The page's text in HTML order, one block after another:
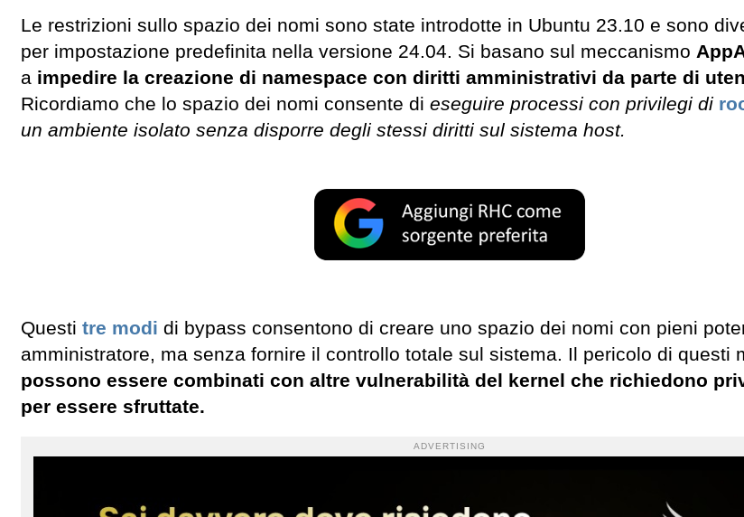
Le restrizioni sullo spazio dei nomi sono state introdotte in Ubuntu 23.10 e sono
per impostazione predefinita nella versione 24.04. Si basano sul meccanismo
a impedire la creazione di namespace con diritti amministrativi da parte di
Ricordiamo che lo spazio dei nomi consente di eseguire processi con privilegi di
un ambiente isolato senza disporre degli stessi diritti sul sistema host.
Questi tre modi di bypass consentono di creare uno spazio dei nomi con pieni
amministratore, ma senza fornire il controllo totale sul sistema. Il pericolo di questi
possono essere combinati con altre vulnerabilità del kernel che richiedono
per essere sfruttate.
ADVERTISING